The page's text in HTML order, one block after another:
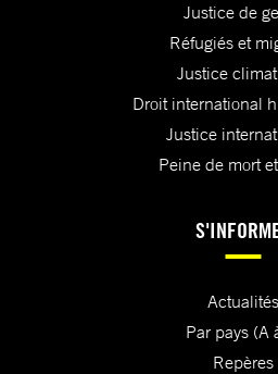
Justice de
Réfugiés et
Justice
Droit international
Justice
Peine de mort
Actualités
Par pays (A
Repères